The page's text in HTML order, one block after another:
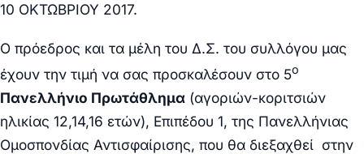
10 ΟΚΤΩΒΡΙΟΥ 2017.
Ο πρόεδρος και τα μέλη του Δ.Σ. του συλλόγου μας
έχουν την τιμή να σας προσκαλέσουν στο 5ο
Πανελλήνιο Πρωτάθλημα (αγοριών-κοριτσιών
ηλικίας 12,14,16 ετών), Επιπέδου 1, της Πανελλήνιας
Ομοσπονδίας Αντισφαίρισης, που θα διεξαχθεί στην